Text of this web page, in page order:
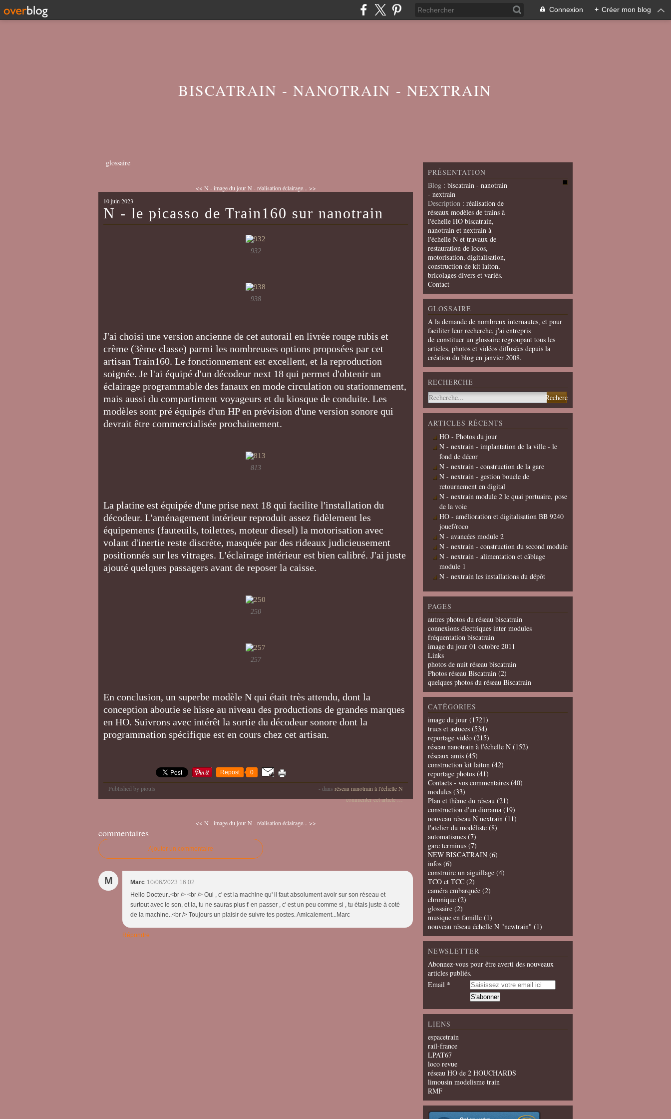
Connexion + Créer mon blog
BISCATRAIN - NANOTRAIN - NEXTRAIN
glossaire
<< N - image du jour N - réalisation éclairage... >>
10 juin 2023
N - le picasso de Train160 sur nanotrain
932
938
J'ai choisi une version ancienne de cet autorail en livrée rouge rubis et
crème (3ème classe) parmi les nombreuses options proposées par cet
artisan Train160. Le fonctionnement est excellent, et la reproduction
soignée. Je l'ai équipé d'un décodeur next 18 qui permet d'obtenir un
éclairage programmable des fanaux en mode circulation ou stationnement,
mais aussi du compartiment voyageurs et du kiosque de conduite. Les
modèles sont pré équipés d'un HP en prévision d'une version sonore qui
devrait être commercialisée prochainement.
813
La platine est équipée d'une prise next 18 qui facilite l'installation du
décodeur. L'aménagement intérieur reproduit assez fidèlement les
équipements (fauteuils, toilettes, moteur diesel) la motorisation avec
volant d'inertie reste discrète, masquée par des rideaux judicieusement
positionnés sur les vitrages. L'éclairage intérieur est bien calibré. J'ai juste
ajouté quelques passagers avant de reposer la caisse.
250
257
En conclusion, un superbe modèle N qui était très attendu, dont la
conception aboutie se hisse au niveau des productions de grandes marques
en HO. Suivrons avec intérêt la sortie du décodeur sonore dont la
programmation spécifique est en cours chez cet artisan.
Repost 0
Published by piouls - dans réseau nanotrain à l'échelle N
commenter cet article…
<< N - image du jour N - réalisation éclairage... >>
commentaires
Ajouter un commentaire
M Marc 10/06/2023 16:02
Hello Docteur..<br /> <br /> Oui , c' est la machine qu' il faut absolument avoir sur son réseau et
surtout avec le son, et la, tu ne sauras plus t' en passer , c' est un peu comme si , tu étais juste à coté
de la machine..<br /> Toujours un plaisir de suivre tes postes. Amicalement...Marc
Répondre
PRÉSENTATION
Blog : biscatrain - nanotrain
- nextrain
Description : réalisation de
réseaux modèles de trains à
l'échelle HO biscatrain,
nanotrain et nextrain à
l'échelle N et travaux de
restauration de locos,
motorisation, digitalisation,
construction de kit laiton,
bricolages divers et variés.
Contact
GLOSSAIRE
A la demande de nombreux internautes, et pour
faciliter leur recherche, j'ai entrepris
de constituer un glossaire regroupant tous les
articles, photos et vidéos diffusées depuis la
création du blog en janvier 2008.
RECHERCHE
ARTICLES RÉCENTS
HO - Photos du jour
N - nextrain - implantation de la ville - le
fond de décor
N - nextrain - construction de la gare
N - nextrain - gestion boucle de
retournement en digital
N - nextrain module 2 le quai portuaire, pose
de la voie
HO - amélioration et digitalisation BB 9240
jouef/roco
N - avancées module 2
N - nextrain - construction du second module
N - nextrain - alimentation et câblage
module 1
N - nextrain les installations du dépôt
PAGES
autres photos du réseau biscatrain
connexions électriques inter modules
fréquentation biscatrain
image du jour 01 octobre 2011
Links
photos de nuit réseau biscatrain
Photos réseau Biscatrain (2)
quelques photos du réseau Biscatrain
CATÉGORIES
image du jour (1721)
trucs et astuces (534)
reportage vidéo (215)
réseau nanotrain à l'échelle N (152)
réseaux amis (45)
construction kit laiton (42)
reportage photos (41)
Contacts - vos commentaires (40)
modules (33)
Plan et thème du réseau (21)
construction d'un diorama (19)
nouveau réseau N nextrain (11)
l'atelier du modéliste (8)
automatismes (7)
gare terminus (7)
NEW BISCATRAIN (6)
infos (6)
construire un aiguillage (4)
TCO et TCC (2)
caméra embarquée (2)
chronique (2)
glossaire (2)
musique en famille (1)
nouveau réseau échelle N "newtrain" (1)
NEWSLETTER
Abonnez-vous pour être averti des nouveaux
articles publiés.
Email
LIENS
espacetrain
rail-france
LPAT67
loco revue
réseau HO de 2 HOUCHARDS
limousin modelisme train
RMF